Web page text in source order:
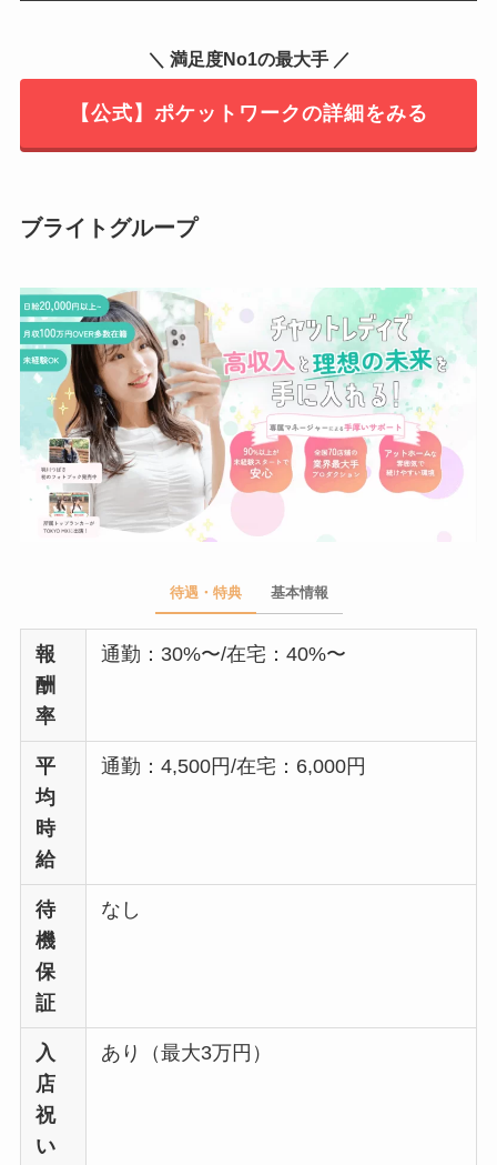
＼ 満足度No1の最大手 ／
【公式】ポケットワークの詳細をみる
ブライトグループ
待遇・特典 基本情報
報
酬
率
通勤：30%〜/在宅：40%〜
平
均
時
給
通勤：4,500円/在宅：6,000円
待
機
保
証
なし
入
店
祝
い
あり（最大3万円）